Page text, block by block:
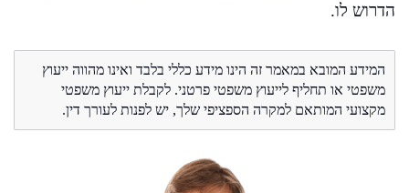
הדרוש לו.
המידע המובא במאמר זה הינו מידע כללי בלבד ואינו מהווה ייעוץ
משפטי או תחליף לייעוץ משפטי פרטני. לקבלת ייעוץ משפטי
מקצועי המותאם למקרה הספציפי שלך, יש לפנות לעורך דין.